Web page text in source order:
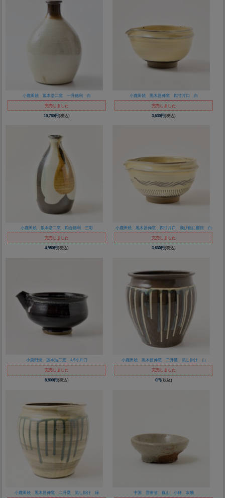
小鹿田焼 坂本浩二窯 一升徳利 白
完売しました
10,780円(税込)
小鹿田焼 黒木昌伸窯 四寸片口 白
完売しました
3,630円(税込)
小鹿田焼 坂本浩二窯 四合徳利 三彩
完売しました
4,950円(税込)
小鹿田焼 黒木昌伸窯 四寸片口 飛び鉋に櫛目 白
完売しました
3,630円(税込)
小鹿田焼 坂本浩二窯 4.5寸片口
完売しました
8,800円(税込)
小鹿田焼 黒木昌伸窯 二升甕 流し掛け 白
完売しました
0円(税込)
小鹿田焼 黒木昌伸窯 二升甕 流し掛け 緑 中国 雲南省 巍山 小杯 灰釉